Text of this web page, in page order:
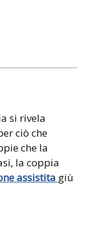
si rivela
ciò che
che la
la coppia
assistita giù